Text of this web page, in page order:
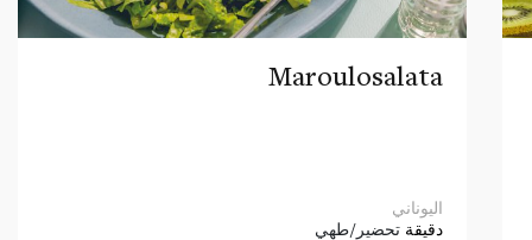
Maroulosalata
اليوناني
دقيقة تحضير/طهي